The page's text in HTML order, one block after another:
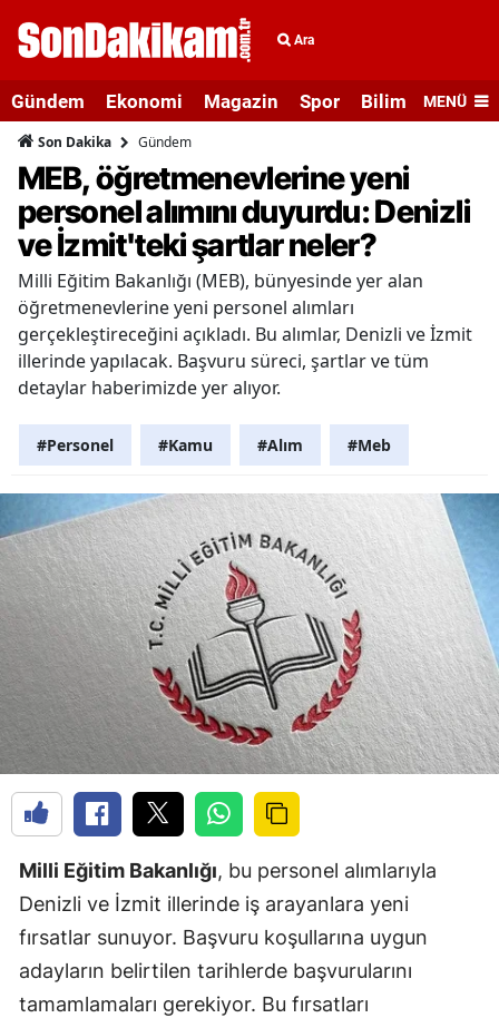
Ara
Gündem Ekonomi Magazin Spor Bilim veMENÜ
Son Dakika Gündem
MEB, öğretmenevlerine yeni
personel alımını duyurdu: Denizli
ve İzmit'teki şartlar neler?
Milli Eğitim Bakanlığı (MEB), bünyesinde yer alan
öğretmenevlerine yeni personel alımları
gerçekleştireceğini açıkladı. Bu alımlar, Denizli ve İzmit
illerinde yapılacak. Başvuru süreci, şartlar ve tüm
detaylar haberimizde yer alıyor.
#Personel #Kamu #Alım #Meb
Milli Eğitim Bakanlığı, bu personel alımlarıyla
Denizli ve İzmit illerinde iş arayanlara yeni
fırsatlar sunuyor. Başvuru koşullarına uygun
adayların belirtilen tarihlerde başvurularını
tamamlamaları gerekiyor. Bu fırsatları